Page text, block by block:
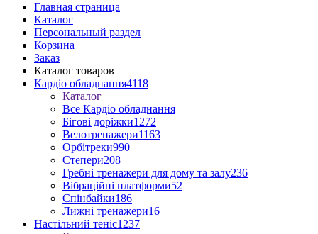
Главная страница
Каталог
Персональный раздел
Корзина
Заказ
Каталог товаров
Кардіо обладнання4118
Каталог
Все Кардіо обладнання
Бігові доріжки1272
Велотренажери1163
Орбітреки990
Степери208
Гребні тренажери для дому та залу236
Вібраційні платформи52
Спінбайки186
Лижні тренажери16
Настільний теніс1237